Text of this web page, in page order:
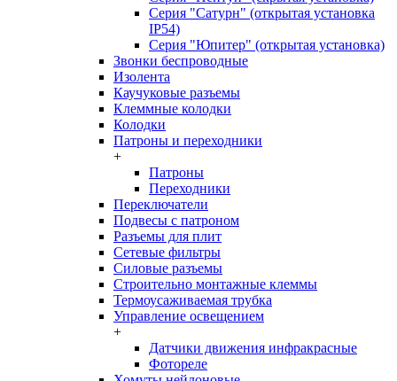
Серия "Сатурн" (открытая установка
IP54)
Серия "Юпитер" (открытая установка)
Звонки беспроводные
Изолента
Каучуковые разъемы
Клеммные колодки
Колодки
Патроны и переходники
+
Патроны
Переходники
Переключатели
Подвесы с патроном
Разъемы для плит
Сетевые фильтры
Силовые разъемы
Строительно монтажные клеммы
Термоусаживаемая трубка
Управление освещением
+
Датчики движения инфракрасные
Фотореле